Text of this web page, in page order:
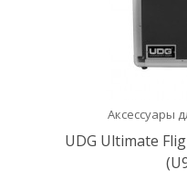
Аксессуары
UDG Ultimate